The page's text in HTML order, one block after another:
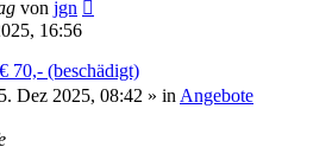
von jgn
16:56
70,- (beschädigt)
Dez 2025, 08:42 » in Angebote